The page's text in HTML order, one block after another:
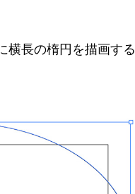
横長の楕円を描画する